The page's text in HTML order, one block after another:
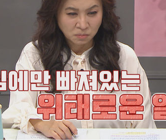
밭' 된 축구협회
유 서울대 공대 교수…이병태
명 식사 대접까지(종합)
하고 그 전 2개월 10.3만개
개 줄어…실업률은 4.1%로
방식 매달리지 말고 과감히
쪽 인바운드·남쪽 아웃바운
, 폭염경보로 하향
4개 면 특별재난지역 선포